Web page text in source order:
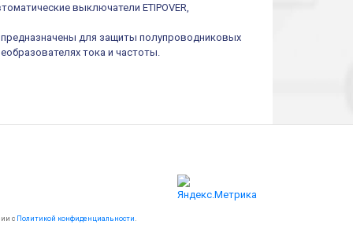
выключатели ETIPOVER,
предназначены для защиты полупроводниковых
тока и частоты.
с Политикой конфиденциальности.